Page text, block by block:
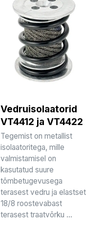
Vedruisolaatorid
VT4412 ja VT4422
Tegemist on metallist
isolaatoritega, mille
valmistamisel on
kasutatud suure
tõmbetugevusega
terasest vedru ja elastset
18/8 roostevabast
terasest traatvõrku ...